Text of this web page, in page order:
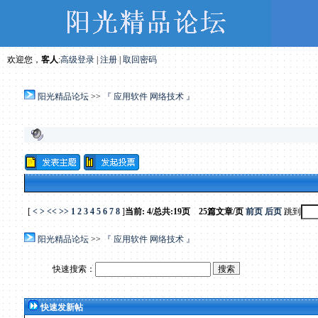
欢迎您， 客人:高级登录 |注册| 取回密码
阳光精品论坛 >> 『 应用软件 网络技术 』
[ < > << >> 1 2 3 4 5 6 7 8 ]当前: 4/总共:19页 25篇文章/页 前页 后页 跳到
阳光精品论坛 >> 『 应用软件 网络技术 』
快速搜索：
快速发新帖